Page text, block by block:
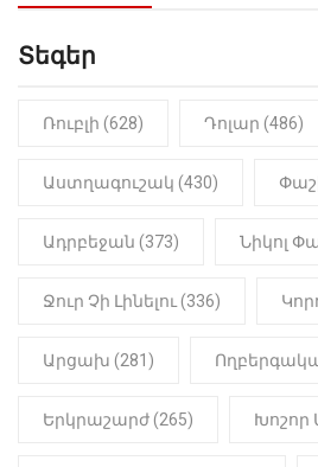
Նիկոլ Փաշինյան
ԻՐԱԴԱՐՁԱՅԻՆ
մարմինը
Տեգեր
Ռուբլի (628) Դոլար (486)
Աստղագուշակ (430)
Ադրբեջան (373) Նիկոլ
Ջուր Չի Լինելու (336)
Արցախ (281)
Երկրաշարժ (265) Խոշոր